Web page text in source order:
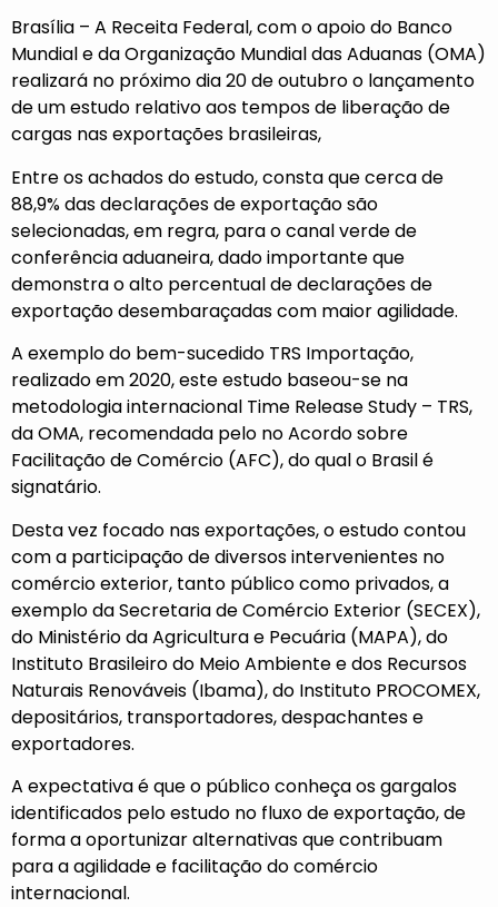
Brasília – A Receita Federal, com o apoio do Banco
Mundial e da Organização Mundial das Aduanas (OMA)
realizará no próximo dia 20 de outubro o lançamento
de um estudo relativo aos tempos de liberação de
cargas nas exportações brasileiras,
Entre os achados do estudo, consta que cerca de
88,9% das declarações de exportação são
selecionadas, em regra, para o canal verde de
conferência aduaneira, dado importante que
demonstra o alto percentual de declarações de
exportação desembaraçadas com maior agilidade.
A exemplo do bem-sucedido TRS Importação,
realizado em 2020, este estudo baseou-se na
metodologia internacional Time Release Study – TRS,
da OMA, recomendada pelo no Acordo sobre
Facilitação de Comércio (AFC), do qual o Brasil é
signatário.
Desta vez focado nas exportações, o estudo contou
com a participação de diversos intervenientes no
comércio exterior, tanto público como privados, a
exemplo da Secretaria de Comércio Exterior (SECEX),
do Ministério da Agricultura e Pecuária (MAPA), do
Instituto Brasileiro do Meio Ambiente e dos Recursos
Naturais Renováveis (Ibama), do Instituto PROCOMEX,
depositários, transportadores, despachantes e
exportadores.
A expectativa é que o público conheça os gargalos
identificados pelo estudo no fluxo de exportação, de
forma a oportunizar alternativas que contribuam
para a agilidade e facilitação do comércio
internacional.